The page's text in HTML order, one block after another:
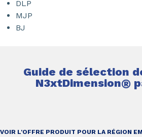
DLP
MJP
BJ
Guide de sélection
N3xtDimension®
VOIR L'OFFRE PRODUIT POUR LA RÉGION